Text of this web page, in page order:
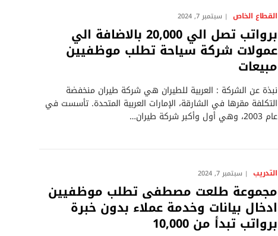
القطاع الخاص سبتمبر 7, 2024
برواتب تصل الي 20,000 بالاضافة الي
عمولات شركة سياحة تطلب موظفيين
مبيعات
نبذة عن الشركة : العربية للطيران هي شركة طيران منخفضة
التكلفة مقرها في الشارقة، الإمارات العربية المتحدة. تأسست في
عام 2003، وهي أول وأكبر شركة طيران…
التدريب سبتمبر 7, 2024
مجموعة طلعت مصطفى تطلب موظفيين
ادخال بيانات وخدمة عملاء بدون خبرة
برواتب تبدأ من 10,000